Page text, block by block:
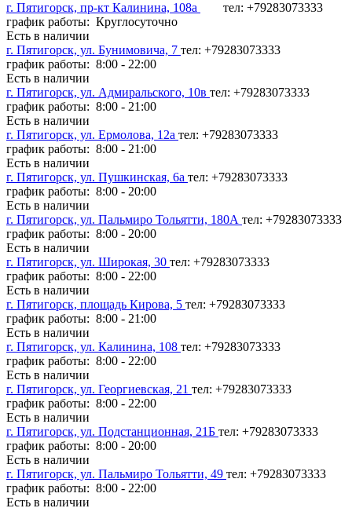
г. Пятигорск, пр-кт Калинина, 108а
тел: +79283073333
график работы: Круглосуточно
Есть в наличии
г. Пятигорск, ул. Бунимовича, 7 тел: +79283073333
график работы: 8:00 - 22:00
Есть в наличии
г. Пятигорск, ул. Адмиральского, 10в тел: +79283073333
график работы: 8:00 - 21:00
Есть в наличии
г. Пятигорск, ул. Ермолова, 12а тел: +79283073333
график работы: 8:00 - 21:00
Есть в наличии
г. Пятигорск, ул. Пушкинская, 6а тел: +79283073333
график работы: 8:00 - 20:00
Есть в наличии
г. Пятигорск, ул. Пальмиро Тольятти, 180А тел: +79283073333
график работы: 8:00 - 20:00
Есть в наличии
г. Пятигорск, ул. Широкая, 30 тел: +79283073333
график работы: 8:00 - 22:00
Есть в наличии
г. Пятигорск, площадь Кирова, 5 тел: +79283073333
график работы: 8:00 - 21:00
Есть в наличии
г. Пятигорск, ул. Калинина, 108 тел: +79283073333
график работы: 8:00 - 22:00
Есть в наличии
г. Пятигорск, ул. Георгиевская, 21 тел: +79283073333
график работы: 8:00 - 22:00
Есть в наличии
г. Пятигорск, ул. Подстанционная, 21Б тел: +79283073333
график работы: 8:00 - 20:00
Есть в наличии
г. Пятигорск, ул. Пальмиро Тольятти, 49 тел: +79283073333
график работы: 8:00 - 22:00
Есть в наличии